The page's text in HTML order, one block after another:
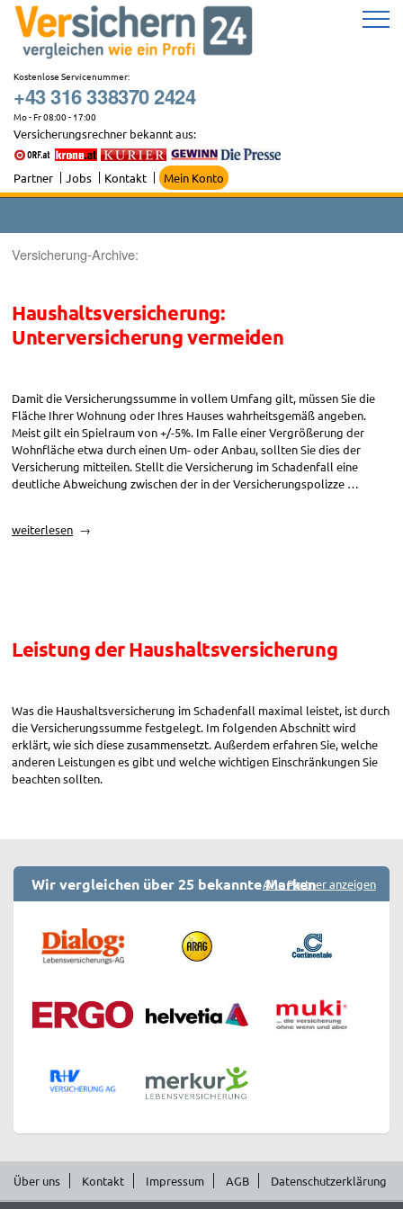
Zum
Inhalt
springen
Kostenlose Servicenummer:
+43 316 338370 2424
Mo - Fr 08:00 - 17:00
Versicherungsrechner bekannt aus:
Partner Jobs Kontakt Mein Konto
Versicherung-Archive:
Haushaltsversicherung:
Unterversicherung vermeiden
Damit die Versicherungssumme in vollem Umfang gilt, müssen Sie die
Fläche Ihrer Wohnung oder Ihres Hauses wahrheitsgemäß angeben.
Meist gilt ein Spielraum von +/-5%. Im Falle einer Vergrößerung der
Wohnfläche etwa durch einen Um- oder Anbau, sollten Sie dies der
Versicherung mitteilen. Stellt die Versicherung im Schadenfall eine
deutliche Abweichung zwischen der in der Versicherungspolizze …
„Haushaltsversicherung:
weiterlesen
Leistung der Haushaltsversicherung
Was die Haushaltsversicherung im Schadenfall maximal leistet, ist durch
die Versicherungssumme festgelegt. Im folgenden Abschnitt wird
erklärt, wie sich diese zusammensetzt. Außerdem erfahren Sie, welche
anderen Leistungen es gibt und welche wichtigen Einschränkungen Sie
beachten sollten.
Wir vergleichen über 25 bekannte MarkenAlle Partner anzeigen
Über uns Kontakt Impressum AGB Datenschutzerklärung